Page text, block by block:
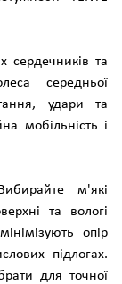
сердечників та
середньої
удари та
мобільність і
м'які
та вологі
опір
підлогах.
для точної